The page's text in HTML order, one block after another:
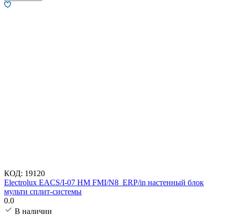
КОД: 19120
Electrolux EACS/I-07 HM FMI/N8_ERP/in настенный блок
мульти сплит-системы
0.0
В наличии